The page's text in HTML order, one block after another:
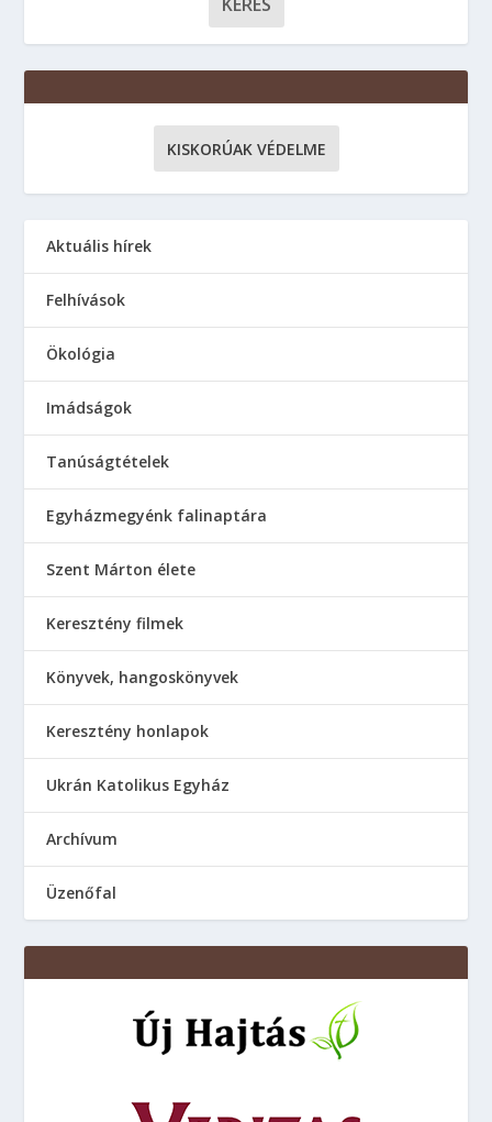
KISKORÚAK VÉDELME
Aktuális hírek
Felhívások
Ökológia
Imádságok
Tanúságtételek
Egyházmegyénk falinaptára
Szent Márton élete
Keresztény filmek
Könyvek, hangoskönyvek
Keresztény honlapok
Ukrán Katolikus Egyház
Аrchívum
Üzenőfal